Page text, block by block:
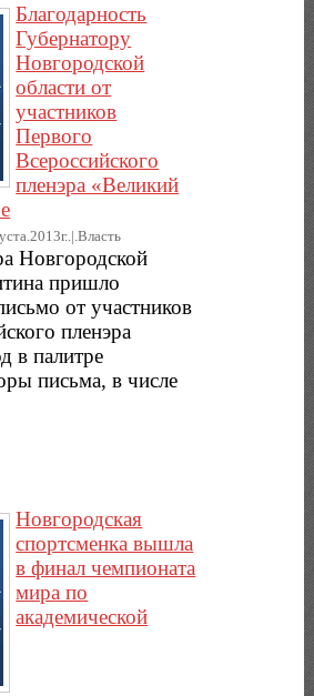
Благодарность
Губернатору
Новгородской
области от
участников
Первого
Всероссийского
пленэра «Великий
Новгородской
пришло
от участников
пленэра
в палитре
письма, в числе
Новгородская
спортсменка вышла
в финал чемпионата
мира по
академической